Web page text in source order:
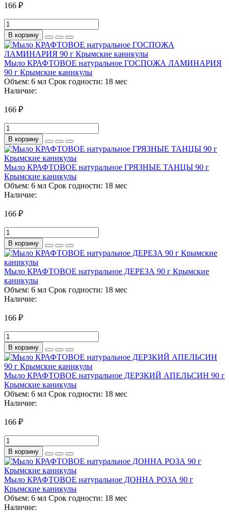
166 ₽
В корзину
Мыло КРАФТОВОЕ натуральное ГОСПОЖА ЛАМИНАРИЯ
90 г Крымские каникулы
Объем: 6 мл Срок годности: 18 мес
Наличие:
166 ₽
В корзину
Мыло КРАФТОВОЕ натуральное ГРЯЗНЫЕ ТАНЦЫ 90 г
Крымские каникулы
Объем: 6 мл Срок годности: 18 мес
Наличие:
166 ₽
В корзину
Мыло КРАФТОВОЕ натуральное ДЕРЕЗА 90 г Крымские
каникулы
Объем: 6 мл Срок годности: 18 мес
Наличие:
166 ₽
В корзину
Мыло КРАФТОВОЕ натуральное ДЕРЗКИЙ АПЕЛЬСИН 90 г
Крымские каникулы
Объем: 6 мл Срок годности: 18 мес
Наличие:
166 ₽
В корзину
Мыло КРАФТОВОЕ натуральное ДОННА РОЗА 90 г
Крымские каникулы
Объем: 6 мл Срок годности: 18 мес
Наличие: